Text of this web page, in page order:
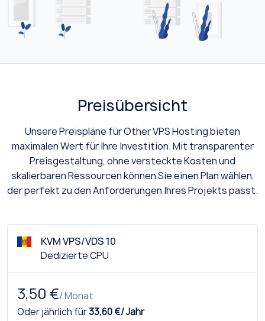
Preisübersicht
Unsere Preispläne für Other VPS Hosting bieten
maximalen Wert für Ihre Investition. Mit transparenter
Preisgestaltung, ohne versteckte Kosten und
skalierbaren Ressourcen können Sie einen Plan wählen,
der perfekt zu den Anforderungen Ihres Projekts passt.
KVM VPS/VDS 10
Dedizierte CPU
3,50 €/ Monat
Oder jährlich für33,60 €/ Jahr